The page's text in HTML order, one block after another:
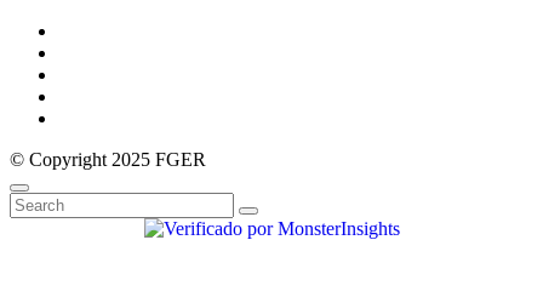
© Copyright 2025 FGER